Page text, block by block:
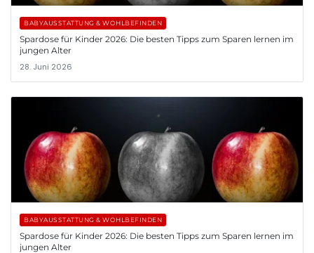
BABYAUSSTATTUNG & WOHLBEFINDEN
Spardose für Kinder 2026: Die besten Tipps zum Sparen lernen im
jungen Alter
28. Juni 2026
BABYAUSSTATTUNG & WOHLBEFINDEN
Spardose für Kinder 2026: Die besten Tipps zum Sparen lernen im
jungen Alter